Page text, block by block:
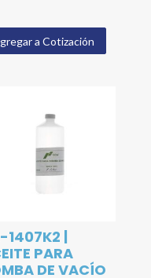
a Cotización
1407K2 |
PARA
DE VACÍO